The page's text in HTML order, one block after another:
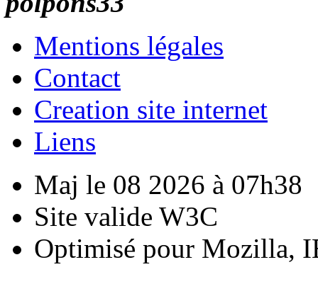
Mentions légales
Contact
Creation site internet
Liens
Maj le 08 2026 à 07h38
Site valide W3C
Optimisé pour Mozilla,